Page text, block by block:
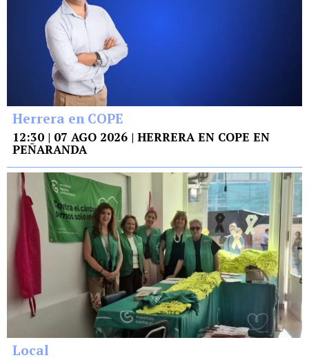
Herrera en COPE
12:30 | 07 AGO 2026 | HERRERA EN COPE EN
PEÑARANDA
Local